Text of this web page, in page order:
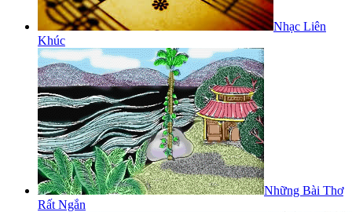
Nhạc Liên
Khúc
Những Bài Thơ
Rất Ngắn